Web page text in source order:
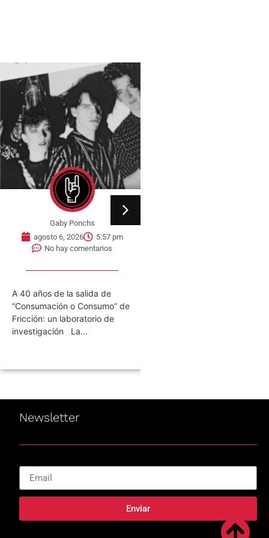
Gaby Ponchs
agosto 6, 2026
5:57 pm
No hay comentarios
A 40 años de la salida de
“Consumación o Consumo” de
Fricción: un laboratorio de
investigación La...
Newsletter
Enviar